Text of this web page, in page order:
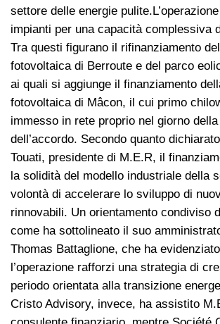
settore delle energie
impianti per una capacità complessiva
Tra questi figurano il rifinanziamento
fotovoltaica di Berroute e del parco
ai quali si aggiunge il finanziamento
fotovoltaica di Mâcon, il cui primo
immesso in rete proprio nel giorno
dell’accordo. Secondo quanto
Touati, presidente di M.E.R, il
la solidità del modello industriale della
volontà di accelerare lo sviluppo di
rinnovabili. Un orientamento condiviso
come ha sottolineato il suo
Thomas Battaglione, che ha
l’operazione rafforzi una strategia di
periodo orientata alla transizione
Cristo Advisory, invece, ha assistito